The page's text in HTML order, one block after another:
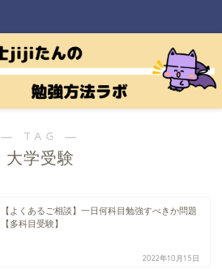
― TAG ―
大学受験
【よくあるご相談】一日何科目勉強すべきか問題
【多科目受験】
2022年10月15日